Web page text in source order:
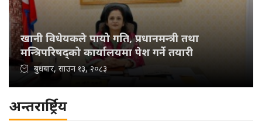
खानी विधेयकले पायो गति, प्रधानमन्त्री तथा
मन्त्रिपरिषद्को कार्यालयमा पेश गर्ने तयारी
बुधबार, साउन १३, २०८३
अन्तरार्ष्ट्रिय